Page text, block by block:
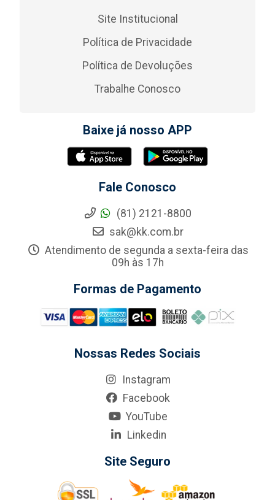
Site Institucional
Política de Privacidade
Política de Devoluções
Trabalhe Conosco
Baixe já nosso APP
Fale Conosco
(81) 2121-8800
sak@kk.com.br
Atendimento de segunda a sexta-feira das
09h às 17h
Formas de Pagamento
Nossas Redes Sociais
Instagram
Facebook
YouTube
Linkedin
Site Seguro